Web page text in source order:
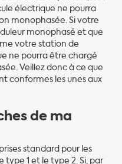
électrique ne pourra
monophasée. Si votre
monophasé et que
votre station de
ne pourra être chargé
Veillez donc à ce que
conformes les unes aux
de ma
standard pour les
type 1 et le type 2. Si, par